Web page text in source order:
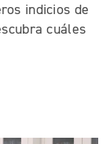
indicios de
cuáles